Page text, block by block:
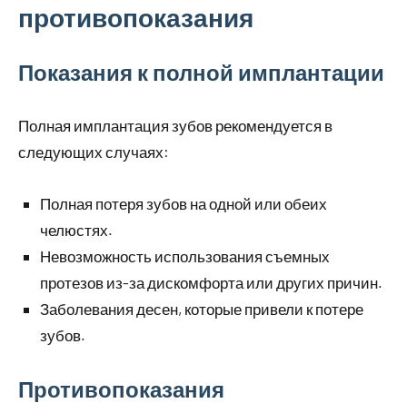
противопоказания
Показания к полной имплантации
Полная имплантация зубов рекомендуется в
следующих случаях:
Полная потеря зубов на одной или обеих
челюстях.
Невозможность использования съемных
протезов из-за дискомфорта или других причин.
Заболевания десен, которые привели к потере
зубов.
Противопоказания